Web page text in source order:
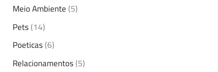
Meio Ambiente(5)
Pets(14)
Poeticas(6)
Relacionamentos(5)